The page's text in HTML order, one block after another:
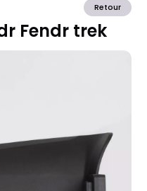
Retour
Fendr trek